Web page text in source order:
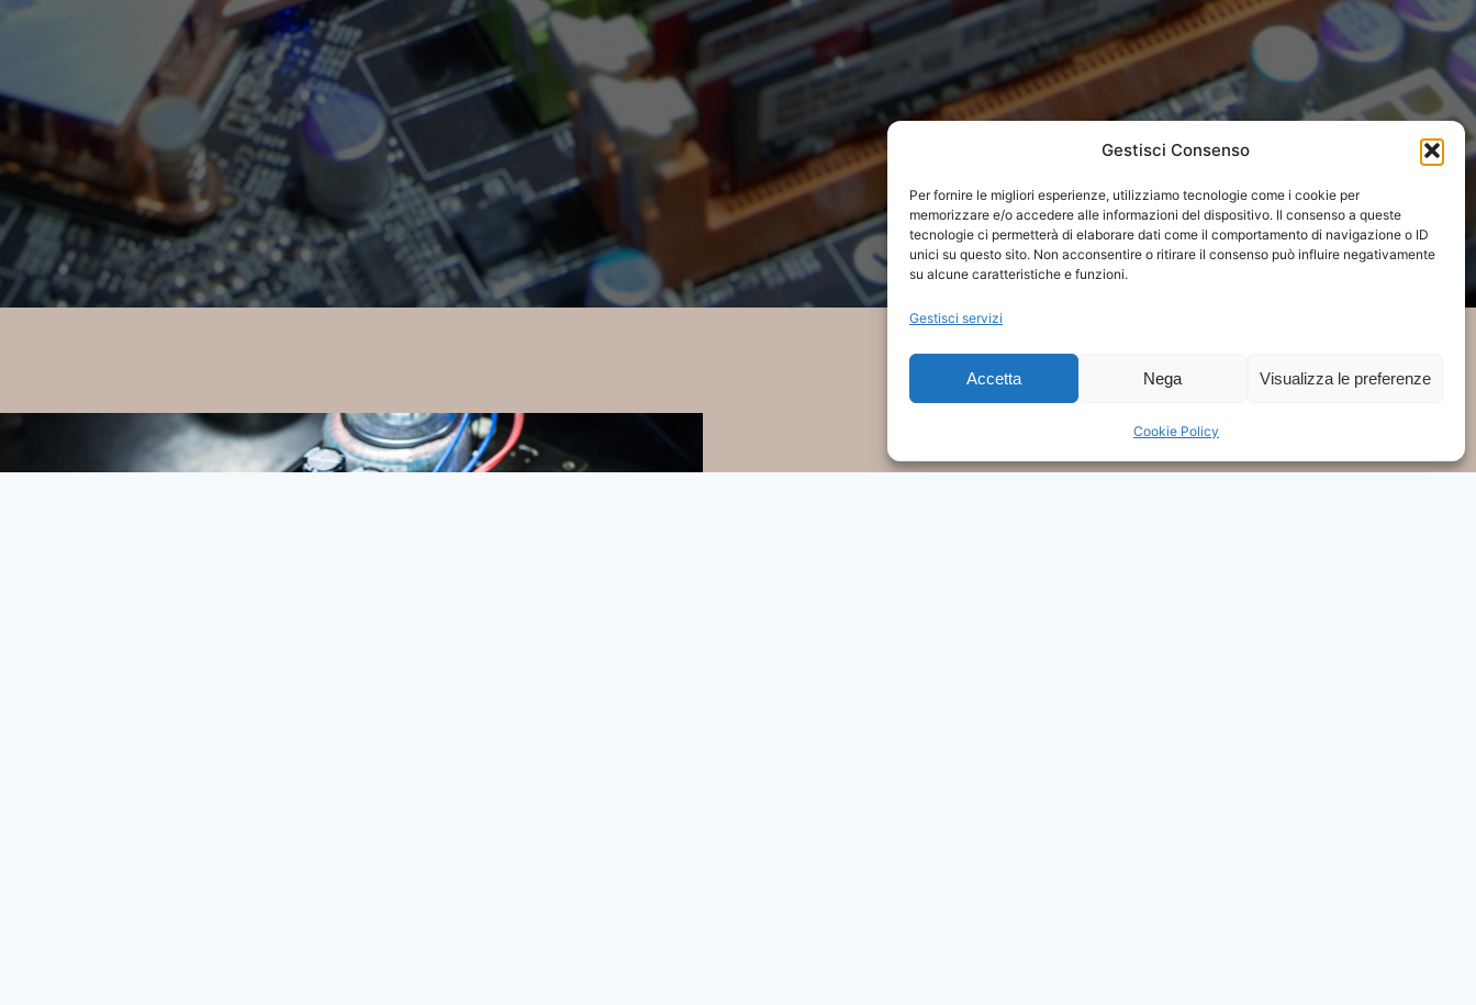
Gestisci Consenso
Per fornire le migliori esperienze, utilizziamo tecnologie come i cookie per
memorizzare e/o accedere alle informazioni del dispositivo. Il consenso a queste
tecnologie ci permetterà di elaborare dati come il comportamento di navigazione o ID
unici su questo sito. Non acconsentire o ritirare il consenso può influire negativamente
su alcune caratteristiche e funzioni.
Gestisci servizi
Accetta Nega Visualizza le preferenze
Cookie Policy